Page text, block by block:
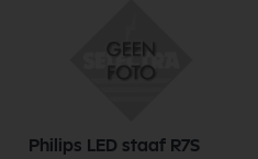
Philips LED staaf R7S